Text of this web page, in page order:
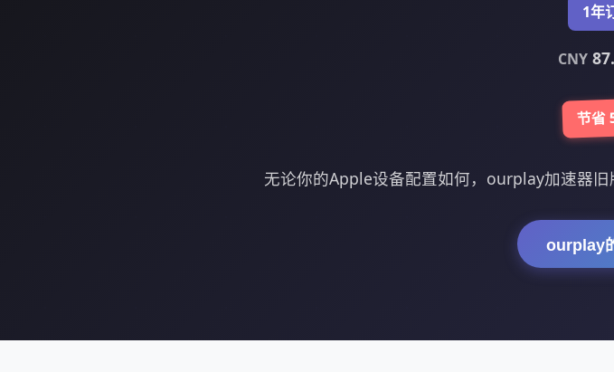
1年
CNY
节省
无论你的Apple设备配置如何，ourplay加速器旧
ourplay